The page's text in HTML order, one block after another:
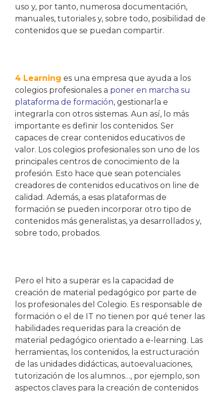
uso y, por tanto, numerosa documentación,
manuales, tutoriales y, sobre todo, posibilidad de
contenidos que se puedan compartir.
4 Learning es una empresa que ayuda a los
colegios profesionales a poner en marcha su
plataforma de formación, gestionarla e
integrarla con otros sistemas. Aun así, lo más
importante es definir los contenidos. Ser
capaces de crear contenidos educativos de
valor. Los colegios profesionales son uno de los
principales centros de conocimiento de la
profesión. Esto hace que sean potenciales
creadores de contenidos educativos on line de
calidad. Además, a esas plataformas de
formación se pueden incorporar otro tipo de
contenidos más generalistas, ya desarrollados y,
sobre todo, probados.
Pero el hito a superar es la capacidad de
creación de material pedagógico por parte de
los profesionales del Colegio. Es responsable de
formación o el de IT no tienen por qué tener las
habilidades requeridas para la creación de
material pedagógico orientado a e-learning. Las
herramientas, los contenidos, la estructuración
de las unidades didácticas, autoevaluaciones,
tutorización de los alumnos…, por ejemplo, son
aspectos claves para la creación de contenidos